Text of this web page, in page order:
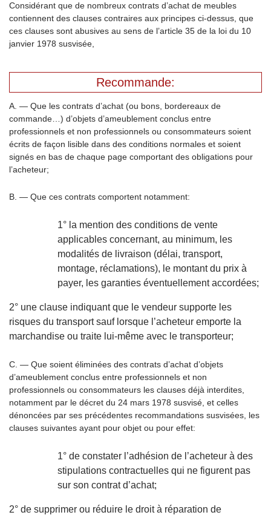
Considérant que de nombreux contrats d’achat de meubles
contiennent des clauses contraires aux principes ci-dessus, que
ces clauses sont abusives au sens de l’article 35 de la loi du 10
janvier 1978 susvisée,
Recommande:
A. — Que les contrats d’achat (ou bons, bordereaux de
commande…) d’objets d’ameublement conclus entre
professionnels et non professionnels ou consommateurs soient
écrits de façon lisible dans des conditions normales et soient
signés en bas de chaque page comportant des obligations pour
l’acheteur;
B. — Que ces contrats comportent notamment:
1° la mention des conditions de vente
applicables concernant, au minimum, les
modalités de livraison (délai, transport,
montage, réclamations), le montant du prix à
payer, les garanties éventuellement accordées;
2° une clause indiquant que le vendeur supporte les
risques du transport sauf lorsque l’acheteur emporte la
marchandise ou traite lui-même avec le transporteur;
C. — Que soient éliminées des contrats d’achat d’objets
d’ameublement conclus entre professionnels et non
professionnels ou consommateurs les clauses déjà interdites,
notamment par le décret du 24 mars 1978 susvisé, et celles
dénoncées par ses précédentes recommandations susvisées, les
clauses suivantes ayant pour objet ou pour effet:
1° de constater l’adhésion de l’acheteur à des
stipulations contractuelles qui ne figurent pas
sur son contrat d’achat;
2° de supprimer ou réduire le droit à réparation de